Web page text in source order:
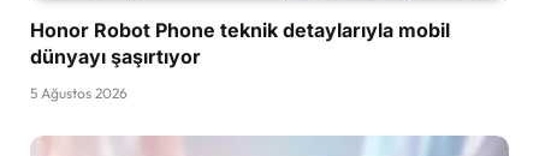
Honor Robot Phone teknik detaylarıyla mobil
dünyayı şaşırtıyor
5 Ağustos 2026